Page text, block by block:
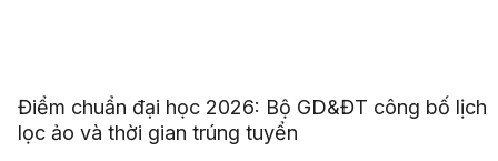
Điểm chuẩn đại học 2026: Bộ GD&ĐT công bố lịch
lọc ảo và thời gian trúng tuyển